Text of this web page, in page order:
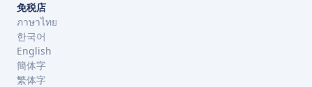
免税店
ภาษาไทย
한국어
English
簡体字
繁体字